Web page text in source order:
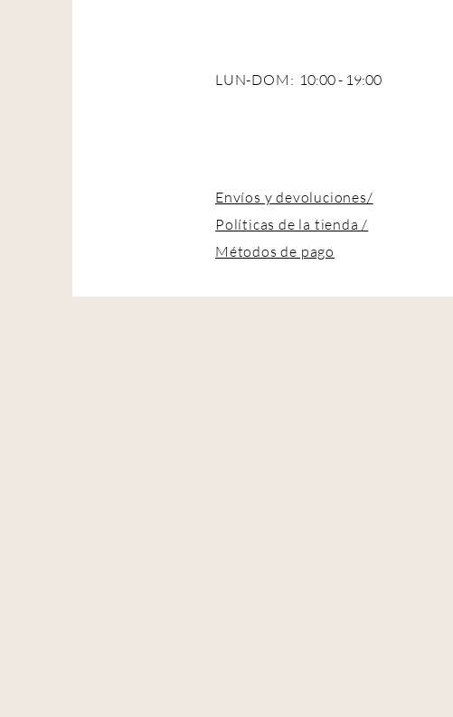
LUN-DOM: 10:00 - 19:00
Envíos y devoluciones/
Políticas de la tienda /
Métodos de pago